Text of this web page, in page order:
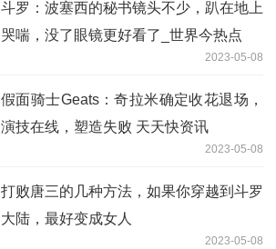
斗罗：波塞西的秘书镜头不少，趴在地上
哭喘，没了眼镜更好看了_世界今热点
2023-05-08
假面骑士Geats：奇拉米确定收花退场，
演技在线，塑造失败 天天快资讯
2023-05-08
打败唐三的几种方法，如果你穿越到斗罗
大陆，最好变成女人
2023-05-08